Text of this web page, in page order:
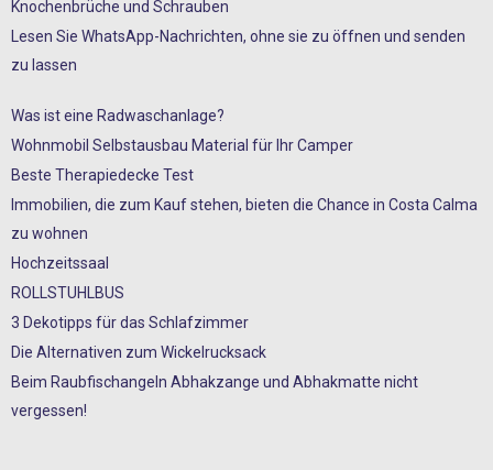
Knochenbrüche und Schrauben
Lesen Sie WhatsApp-Nachrichten, ohne sie zu öffnen und senden
zu lassen
Was ist eine Radwaschanlage?
Wohnmobil Selbstausbau Material für Ihr Camper
Beste Therapiedecke Test
Immobilien, die zum Kauf stehen, bieten die Chance in Costa Calma
zu wohnen
Hochzeitssaal
ROLLSTUHLBUS
3 Dekotipps für das Schlafzimmer
Die Alternativen zum Wickelrucksack
Beim Raubfischangeln Abhakzange und Abhakmatte nicht
vergessen!